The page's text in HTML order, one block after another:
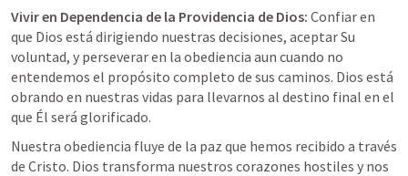
Vivir en Dependencia de la Providencia de Dios: Confiar en
que Dios está dirigiendo nuestras decisiones, aceptar Su
voluntad, y perseverar en la obediencia aun cuando no
entendemos el propósito completo de sus caminos. Dios está
obrando en nuestras vidas para llevarnos al destino final en el
que Él será glorificado.
Nuestra obediencia fluye de la paz que hemos recibido a través
de Cristo. Dios transforma nuestros corazones hostiles y nos